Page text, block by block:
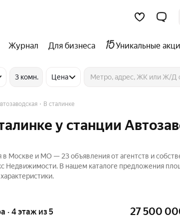
Журнал Для бизнеса Уникальные
3 комн. Цена
В сталинке
у станции
Москве и МО — 23 объявления от агентств и
В нашем каталоге предложения
· 4 этаж из 5 27 500